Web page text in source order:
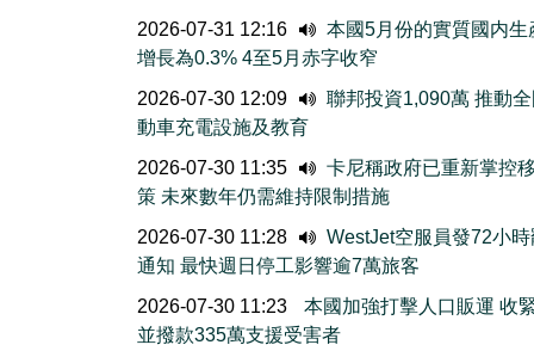
2026-07-31 12:16
本國5月份的實質國内生
增長為0.3% 4至5月赤字收窄
2026-07-30 12:09
聯邦投資1,090萬 推動
動車充電設施及教育
2026-07-30 11:35
卡尼稱政府已重新掌控
策 未來數年仍需維持限制措施
2026-07-30 11:28
WestJet空服員發72小
通知 最快週日停工影響逾7萬旅客
2026-07-30 11:23
本國加強打擊人口販運 收
並撥款335萬支援受害者